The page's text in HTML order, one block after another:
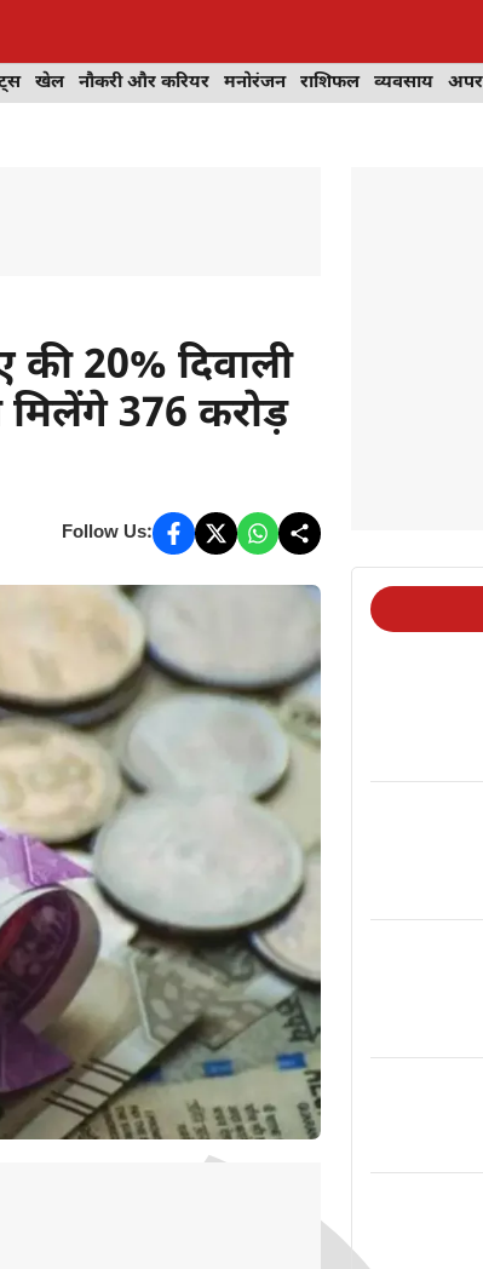
खेल नौकरी और करियर मनोरंजन राशिफल व्यवसाय
की 20% दिवाली
मिलेंगे 376 करोड़
Follow Us: